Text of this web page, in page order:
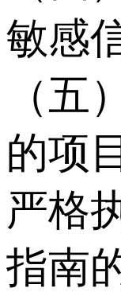
敏感
（
的项
严格
指南